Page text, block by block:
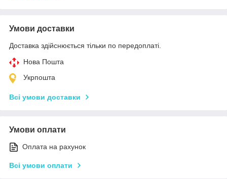
Умови доставки
Доставка здійснюється тільки по передоплаті.
Нова Пошта
Укрпошта
Всі умови доставки
Умови оплати
Оплата на рахунок
Всі умови оплати